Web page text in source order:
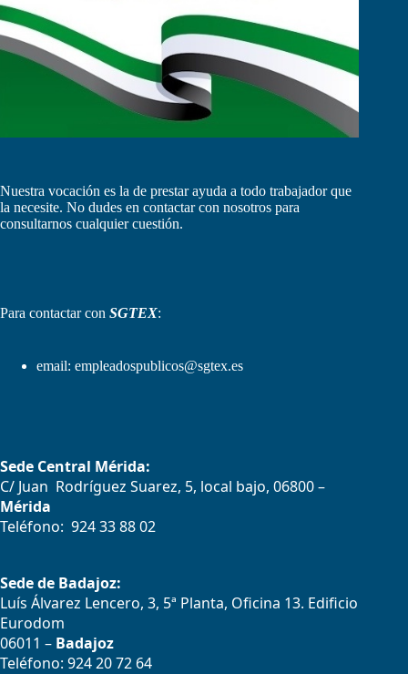
Nuestra vocación es la de prestar ayuda a todo trabajador que
la necesite. No dudes en contactar con nosotros para
consultarnos cualquier cuestión.
Para contactar con SGTEX:
email: empleadospublicos@sgtex.es
Sede Central Mérida:
C/ Juan Rodríguez Suarez, 5, local bajo, 06800 –
Mérida
Teléfono: 924 33 88 02
Sede de Badajoz:
Luís Álvarez Lencero, 3, 5ª Planta, Oficina 13. Edificio
Eurodom
06011 – Badajoz
Teléfono: 924 20 72 64